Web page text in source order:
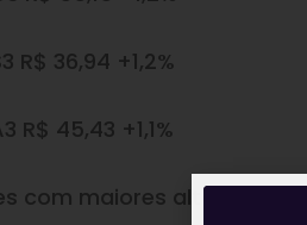
R$ 36,94 +1,2%
R$ 45,43 +1,1%
com maiores altas na